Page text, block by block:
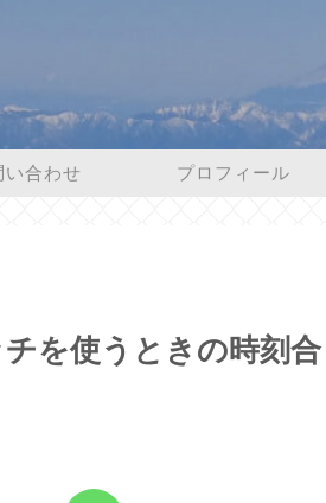
い合わせ プロフィール
を使うときの時刻合